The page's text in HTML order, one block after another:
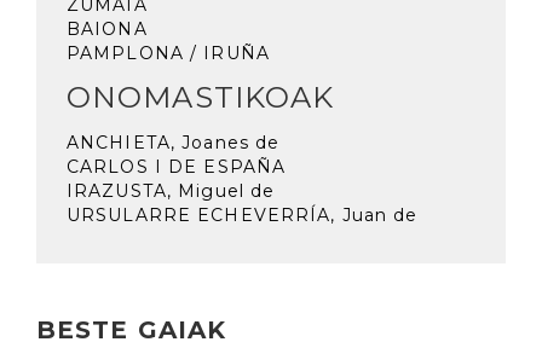
ZUMAIA
BAIONA
PAMPLONA / IRUÑA
ONOMASTIKOAK
ANCHIETA, Joanes de
CARLOS I DE ESPAÑA
IRAZUSTA, Miguel de
URSULARRE ECHEVERRÍA, Juan de
BESTE GAIAK